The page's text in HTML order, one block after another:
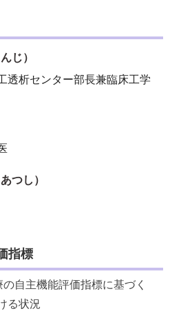
じ）
透析センター部長兼臨床工学
つし）
指標
自主機能評価指標に基づく
る状況